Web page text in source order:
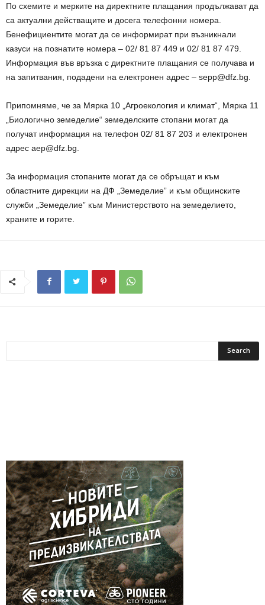
По схемите и мерките на директните плащания продължават да
са актуални действащите и досега телефонни номера.
Бенефициентите могат да се информират при възникнали
казуси на познатите номера – 02/ 81 87 449 и 02/ 81 87 479.
Информация във връзка с директните плащания се получава и
на запитвания, подадени на електронен адрес – sepp@dfz.bg.
Припомняме, че за Мярка 10 „Агроекoлoгия и климат“, Мярка 11
„Биологично земеделие“ земеделските стопани могат да
получат информация на телефон 02/ 81 87 203 и електронен
адрес aep@dfz.bg.
За информация стопаните могат да се обръщат и към
областните дирекции на ДФ „Земеделие” и към общинските
служби „Земеделие” към Министерството на земеделието,
храните и горите.